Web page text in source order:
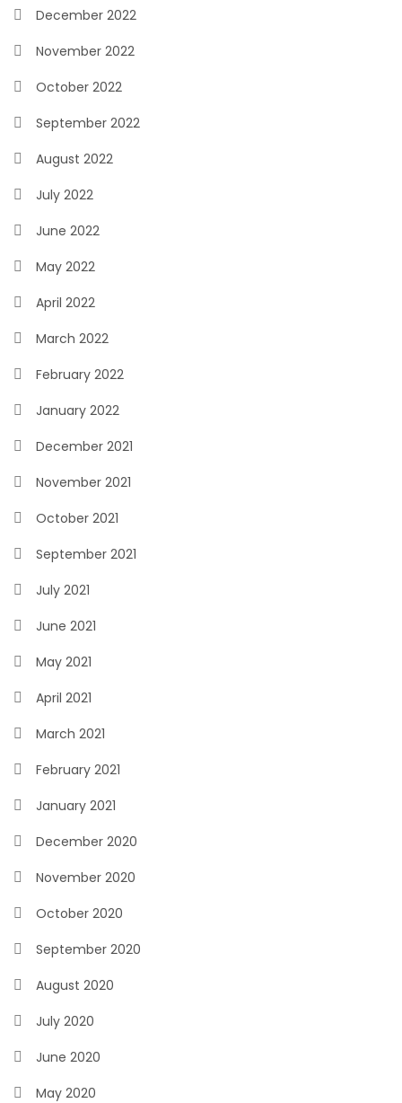
December 2022
November 2022
October 2022
September 2022
August 2022
July 2022
June 2022
May 2022
April 2022
March 2022
February 2022
January 2022
December 2021
November 2021
October 2021
September 2021
July 2021
June 2021
May 2021
April 2021
March 2021
February 2021
January 2021
December 2020
November 2020
October 2020
September 2020
August 2020
July 2020
June 2020
May 2020